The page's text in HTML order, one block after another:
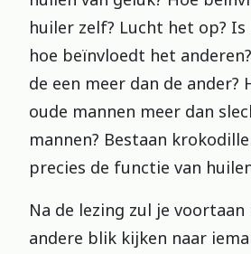
huiler zelf? Lucht het op? Is
hoe beïnvloedt het
de een meer dan de ander?
oude mannen meer dan
mannen? Bestaan
precies de functie van
Na de lezing zul je voortaan
andere blik kijken naar